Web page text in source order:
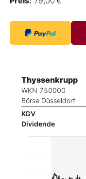
Thyssenkrupp
WKN 750000
Börse Düsseldorf
KGV
Dividende